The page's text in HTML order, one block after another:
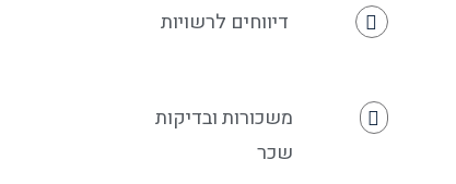
דיווחים לרשויות
משכורות ובדיקות
שכר